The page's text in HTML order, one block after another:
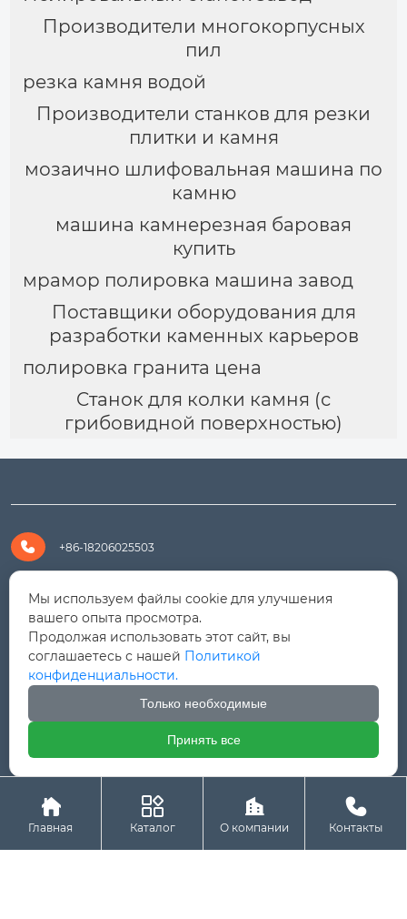
Производители многокорпусных
пил
резка камня водой
Производители станков для резки
плитки и камня
мозаично шлифовальная машина по
камню
машина камнерезная баровая
купить
мрамор полировка машина завод
Поставщики оборудования для
разработки каменных карьеров
полировка гранита цена
Cтанок для колки камня (с
грибовидной поверхностью)
 +86-18206025503
 +8618206025503
 yanali@hualongm.com

351144, Китай, пров.Фуцзянь, г. Путянь, район Личэн,
промышленная зона Хуанши

Авторское право © ООО "Fujian Province HuaLong

Главная

Каталог

О компании

Контакты
Мы используем файлы cookie для улучшения
вашего опыта просмотра.
Продолжая использовать этот сайт, вы
соглашаетесь с нашей Политикой
конфиденциальности.
Только необходимые
Принять все